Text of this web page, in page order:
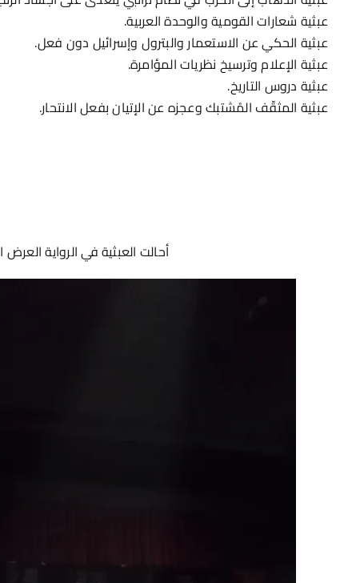
عبثية شعارات القومية والوحدة العربية.
عبثية الحكي عن الاستعمار والبترول وإسرائيل دون فعل.
عبثية الإعلام وترسيخ نظريات المؤامرة.
عبثية دروس التاريخ.
عبثية المثقّف المُشتبك وعجزه عن الإتيان بفعل الانتحار.
أحالت العبثية في الرواية